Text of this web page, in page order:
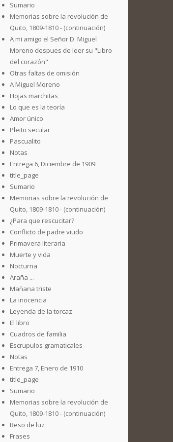
Sumario
Memorias sobre la revolución de
Quito, 1809-1810 - (continuación)
A mi amigo el Señor D. Miguel
Moreno despues de leer su "Libro
del corazón"
Otras faltas de omisión
A Miguel Moreno
Hojas marchitas
Lo que es la teoría
Amor único
Pleito secular
Pascualito
Notas
Entrega 6, Diciembre de 1909
title_page
Sumario
Memorias sobre la revolución de
Quito, 1809-1810 - (continuación)
¿Para que rescucitar?
Conflicto de padre viudo
Primavera literaria
Muerte y vida
Nocturna
Araña ...
Mañana triste
La inocencia
Leyenda de la torcaz
El libro
Cuadros de familia
Escrupulos gramaticales
Notas
Entrega 7, Enero de 1910
title_page
Sumario
Memorias sobre la revolución de
Quito, 1809-1810 - (continuación)
Beso de luz
Frases